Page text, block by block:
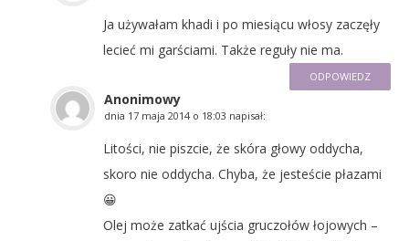
Ja używałam khadi i po miesiącu włosy zaczęły
lecieć mi garściami. Także reguły nie ma.
ODPOWIEDZ
Anonimowy
dnia 17 maja 2014 o 18:03 napisał:
Litości, nie piszcie, że skóra głowy oddycha,
skoro nie oddycha. Chyba, że jesteście płazami
😀
Olej może zatkać ujścia gruczołów łojowych –